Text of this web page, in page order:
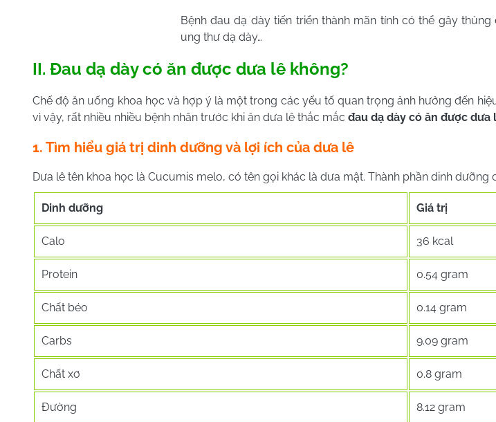
Bệnh đau dạ dày tiến triển thành mãn tính có thể gây thủng
ung thư dạ dày…
II. Đau dạ dày có ăn được dưa lê không?
Chế độ ăn uống khoa học và hợp ý là một trong các yếu tố quan trọng ảnh hưởng đến
vì vậy, rất nhiều nhiều bệnh nhân trước khi ăn dưa lê thắc mắc đau dạ dày có ăn được dưa
1. Tìm hiểu giá trị dinh dưỡng và lợi ích của dưa lê
Dưa lê tên khoa học là Cucumis melo, có tên gọi khác là dưa mật. Thành phần dinh dưỡng
Dinh dưỡng Giá trị
Calo 36 kcal
Protein 0.54 gram
Chất béo 0.14 gram
Carbs 9.09 gram
Chất xơ 0.8 gram
Đường 8.12 gram